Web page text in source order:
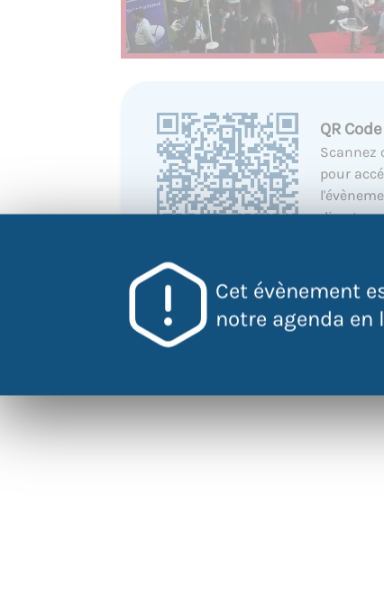
Cet évènement
notre agenda
QR Code
Scannez
pour